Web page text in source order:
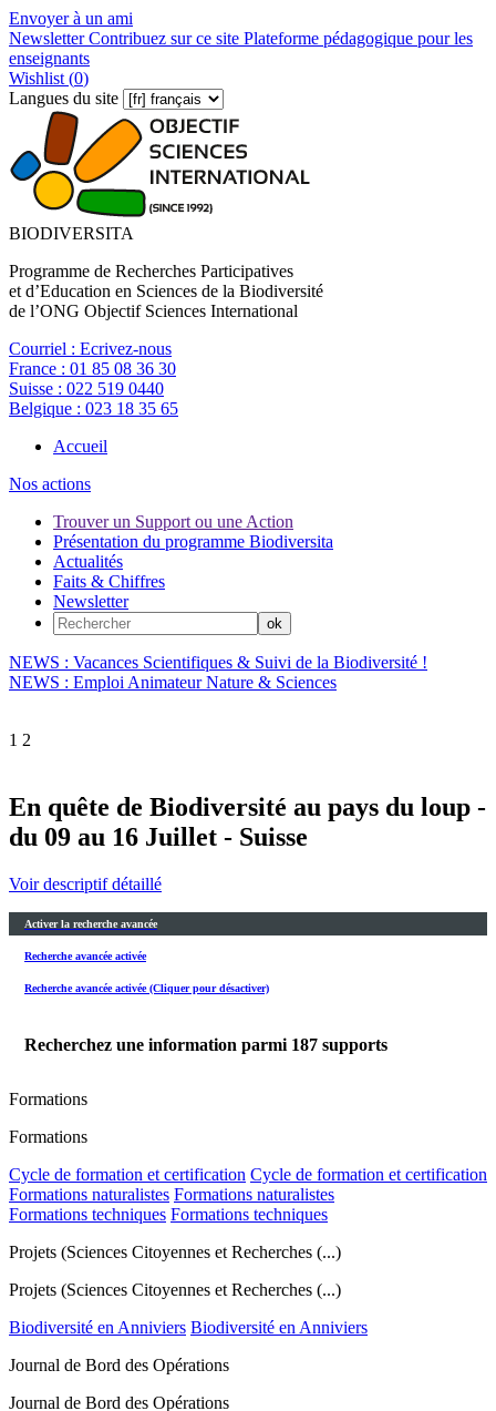
Envoyer à un ami
NewsletterContribuez sur ce site Plateforme pédagogique pour les
enseignants
Wishlist (0)
Langues du site
BIODIVERSITA
Programme de Recherches Participatives
et d’Education en Sciences de la Biodiversité
de l’ONG Objectif Sciences International
Courriel : Ecrivez-nous
France : 01 85 08 36 30
Suisse : 022 519 0440
Belgique : 023 18 35 65
Accueil
Nos actions
Trouver un Support ou une Action
Présentation du programme Biodiversita
Actualités
Faits & Chiffres
Newsletter
NEWS : Vacances Scientifiques & Suivi de la Biodiversité !
NEWS : Emploi Animateur Nature & Sciences
1 2
En quête de Biodiversité au pays du loup -
du 09 au 16 Juillet - Suisse
Voir descriptif détaillé
Activer la recherche avancée
Recherche avancée activée
Recherche avancée activée (Cliquer pour désactiver)
Recherchez une information parmi 187 supports
Formations
Formations
Cycle de formation et certification Cycle de formation et certification
Formations naturalistes Formations naturalistes
Formations techniques Formations techniques
Projets (Sciences Citoyennes et Recherches (...)
Projets (Sciences Citoyennes et Recherches (...)
Biodiversité en Anniviers Biodiversité en Anniviers
Journal de Bord des Opérations
Journal de Bord des Opérations